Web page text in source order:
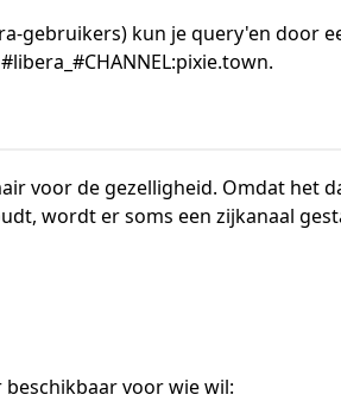
gebruikers) kun je query'en door
voor de gezelligheid. Omdat het
wordt er soms een zijkanaal
voor wie wil: